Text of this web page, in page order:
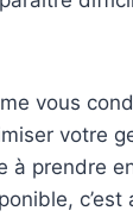
vous
votre
à prendre